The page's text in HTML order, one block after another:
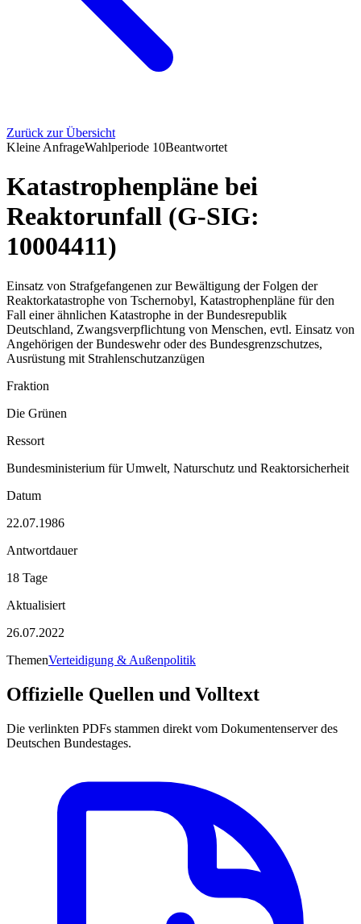
Zurück zur Übersicht
Kleine AnfrageWahlperiode 10Beantwortet
Katastrophenpläne bei
Reaktorunfall (G-SIG:
10004411)
Einsatz von Strafgefangenen zur Bewältigung der Folgen der
Reaktorkatastrophe von Tschernobyl, Katastrophenpläne für den
Fall einer ähnlichen Katastrophe in der Bundesrepublik
Deutschland, Zwangsverpflichtung von Menschen, evtl. Einsatz von
Angehörigen der Bundeswehr oder des Bundesgrenzschutzes,
Ausrüstung mit Strahlenschutzanzügen
Fraktion
Die Grünen
Ressort
Bundesministerium für Umwelt, Naturschutz und Reaktorsicherheit
Datum
22.07.1986
Antwortdauer
18 Tage
Aktualisiert
26.07.2022
ThemenVerteidigung & Außenpolitik
Offizielle Quellen und Volltext
Die verlinkten PDFs stammen direkt vom Dokumentenserver des
Deutschen Bundestages.